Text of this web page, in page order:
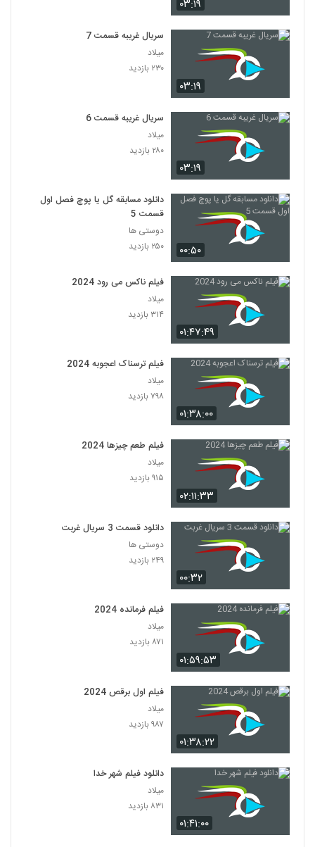
۰۳:۱۹
۰۳:۱۹
سریال غریبه قسمت 7
میلاد
۲۳۰ بازدید
۰۳:۱۹
سریال غریبه قسمت 6
میلاد
۲۸۰ بازدید
۰۰:۵۰
دانلود مسابقه گل یا پوچ فصل اول
قسمت 5
دوستی ها
۲۵۰ بازدید
۰۱:۴۷:۴۹
فیلم ناکس می رود 2024
میلاد
۳۱۴ بازدید
۰۱:۳۸:۰۰
فیلم ترسناک اعجوبه 2024
میلاد
۷۹۸ بازدید
۰۲:۱۱:۳۳
فیلم طعم چیزها 2024
میلاد
۹۱۵ بازدید
۰۰:۳۲
دانلود قسمت 3 سریال غربت
دوستی ها
۲۴۹ بازدید
۰۱:۵۹:۵۳
فیلم فرمانده 2024
میلاد
۸۷۱ بازدید
۰۱:۳۸:۲۲
فیلم اول برقص 2024
میلاد
۹۸۷ بازدید
۰۱:۴۱:۰۰
دانلود فیلم شهر خدا
میلاد
۸۳۱ بازدید